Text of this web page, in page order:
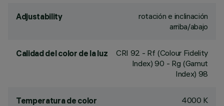
Adjustability
rotación e inclinación
arriba/abajo
Calidad del color de la luz CRI 92 - Rf (Colour Fidelity
Index) 90 - Rg (Gamut
Index) 98
Temperatura de color 4000 K